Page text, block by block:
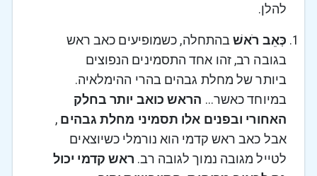
להלן.
כְּאֵב רֹאשׁבהתחלה, כשמופיעים כאב ראש
בגובה רב, זהו אחד התסמינים הנפוצים
ביותר של מחלת גבהים בהרי ההימלאיה.
במיוחד כאשר... הראש כואב יותר בחלק
האחורי ובפנים אלו תסמיני מחלת גבהים ,
אבל כאב ראש קדמי הוא נורמלי כשיוצאים
לטייל מגובה נמוך לגובה רב. ראש קדמי יכול